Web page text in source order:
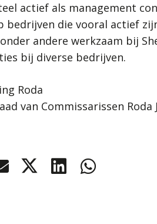
actief als management
bedrijven die vooral actief
andere werkzaam bij
bij diverse bedrijven.
Roda
van Commissarissen Roda